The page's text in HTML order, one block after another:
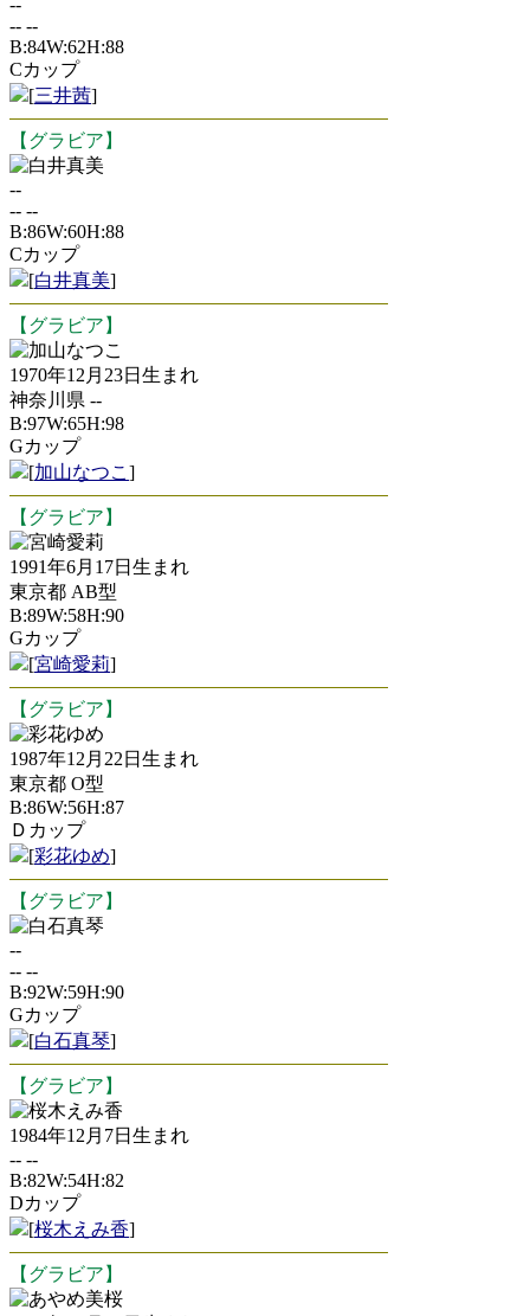
--
-- --
B:84W:62H:88
Cカップ
[三井茜]
【グラビア】
白井真美
--
-- --
B:86W:60H:88
Cカップ
[白井真美]
【グラビア】
加山なつこ
1970年12月23日生まれ
神奈川県 --
B:97W:65H:98
Gカップ
[加山なつこ ]
【グラビア】
宮崎愛莉
1991年6月17日生まれ
東京都 AB型
B:89W:58H:90
Gカップ
[宮崎愛莉]
【グラビア】
彩花ゆめ
1987年12月22日生まれ
東京都 O型
B:86W:56H:87
Ｄカップ
[彩花ゆめ]
【グラビア】
白石真琴
--
-- --
B:92W:59H:90
Gカップ
[白石真琴]
【グラビア】
桜木えみ香
1984年12月7日生まれ
-- --
B:82W:54H:82
Dカップ
[桜木えみ香]
【グラビア】
あやめ美桜